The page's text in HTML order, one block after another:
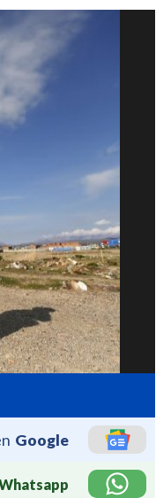
Google